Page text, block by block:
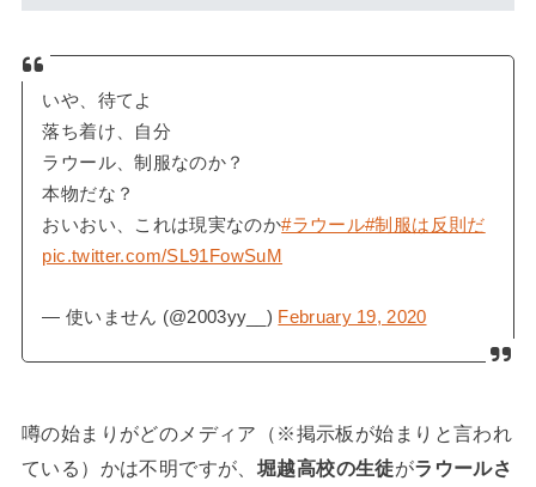
いや、待てよ
落ち着け、自分
ラウール、制服なのか？
本物だな？
おいおい、これは現実なのか#ラウール#制服は反則だ
pic.twitter.com/SL91FowSuM
— 使いません (@2003yy__) February 19, 2020
噂の始まりがどのメディア（※掲示板が始まりと言われ
ている）かは不明ですが、 堀越高校の生徒がラウールさ